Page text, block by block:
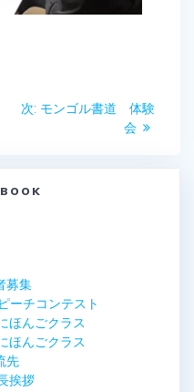
次: 次
モンゴル書道 体験
会
募集
ーチコンテスト
んごクラス
んごクラス
先
挨拶